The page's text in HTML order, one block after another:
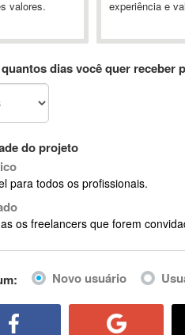
Toolkit (AWT)
valores.
experiência e
dias você quer receber
do projeto
para todos os profissionais.
os freelancers que forem
Novo usuário